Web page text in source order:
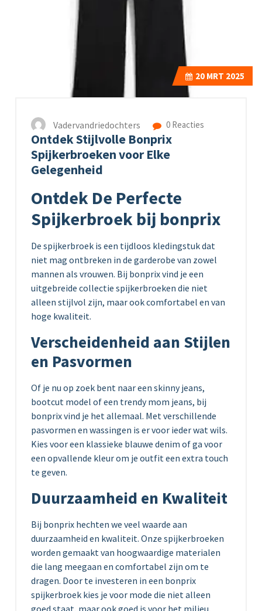
20 MRT 2025
Vadervandriedochters 0 Reacties
Ontdek Stijlvolle Bonprix
Spijkerbroeken voor Elke
Gelegenheid
Ontdek De Perfecte
Spijkerbroek bij bonprix
De spijkerbroek is een tijdloos kledingstuk dat
niet mag ontbreken in de garderobe van zowel
mannen als vrouwen. Bij bonprix vind je een
uitgebreide collectie spijkerbroeken die niet
alleen stijlvol zijn, maar ook comfortabel en van
hoge kwaliteit.
Verscheidenheid aan Stijlen
en Pasvormen
Of je nu op zoek bent naar een skinny jeans,
bootcut model of een trendy mom jeans, bij
bonprix vind je het allemaal. Met verschillende
pasvormen en wassingen is er voor ieder wat wils.
Kies voor een klassieke blauwe denim of ga voor
een opvallende kleur om je outfit een extra touch
te geven.
Duurzaamheid en Kwaliteit
Bij bonprix hechten we veel waarde aan
duurzaamheid en kwaliteit. Onze spijkerbroeken
worden gemaakt van hoogwaardige materialen
die lang meegaan en comfortabel zijn om te
dragen. Door te investeren in een bonprix
spijkerbroek kies je voor mode die niet alleen